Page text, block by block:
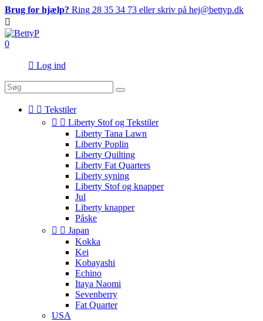
Brug for hjælp? Ring 28 35 34 73 eller skriv på hej@bettyp.dk

0
 Log ind
  Tekstiler
  Liberty Stof og Tekstiler
Liberty Tana Lawn
Liberty Poplin
Liberty Quilting
Liberty Fat Quarters
Liberty syning
Liberty Stof og knapper
Jul
Liberty knapper
Påske
  Japan
Kokka
Kei
Kobayashi
Echino
Itaya Naomi
Sevenberry
Fat Quarter
USA